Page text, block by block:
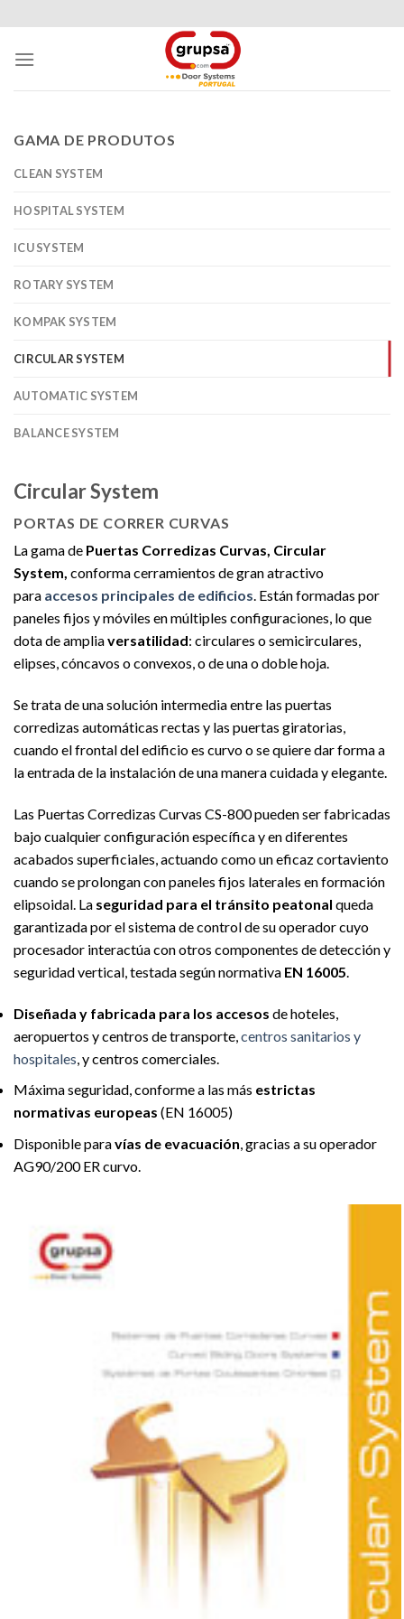
to
content
GAMA DE PRODUTOS
CLEAN SYSTEM
HOSPITAL SYSTEM
ICU SYSTEM
ROTARY SYSTEM
KOMPAK SYSTEM
CIRCULAR SYSTEM
AUTOMATIC SYSTEM
BALANCE SYSTEM
Circular System
PORTAS DE CORRER CURVAS
La gama de Puertas Corredizas Curvas, Circular
System, conforma cerramientos de gran atractivo
para accesos principales de edificios. Están formadas por
paneles fijos y móviles en múltiples configuraciones, lo que
dota de ampliaversatilidad: circulares o semicirculares,
elipses, cóncavos o convexos, o de una o doble hoja.
Se trata de una solución intermedia entre las puertas
corredizas automáticas rectas y las puertas giratorias,
cuando el frontal del edificio es curvo o se quiere dar forma a
la entrada de la instalación de una manera cuidada y elegante.
Las Puertas Corredizas Curvas CS-800 pueden ser fabricadas
bajo cualquier configuración específica y en diferentes
acabados superficiales, actuando como un eficaz cortaviento
cuando se prolongan con paneles fijos laterales en formación
elipsoidal. La seguridad para el tránsito peatonal queda
garantizada por el sistema de control de su operador cuyo
procesador interactúa con otros componentes de detección y
seguridad vertical, testada según normativa EN 16005
Diseñada y fabricada para los accesos de hoteles,
aeropuertos y centros de transporte, centros sanitarios y
hospitales , y centros comerciales.
Máxima seguridad, conforme a las más estrictas
normativas europeas (EN 16005)
Disponible paravías de evacuación , gracias a su operador
AG90/200 ER curvo.